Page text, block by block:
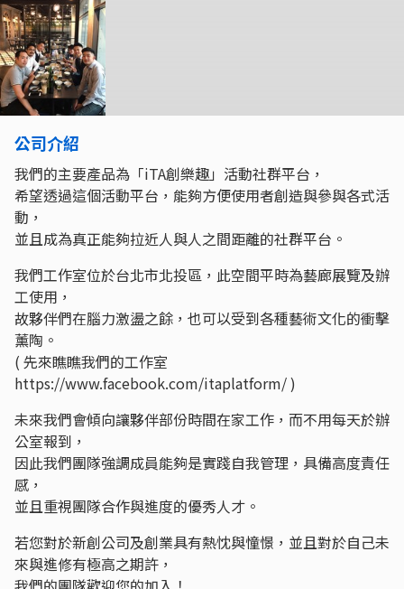
公司介紹
我們的主要產品為「iTA創樂趣」活動社群平台，
希望透過這個活動平台，能夠方便使用者創造與參與各式活
動，
並且成為真正能夠拉近人與人之間距離的社群平台。
我們工作室位於台北市北投區，此空間平時為藝廊展覽及辦
工使用，
故夥伴們在腦力激盪之餘，也可以受到各種藝術文化的衝擊
薰陶。
( 先來瞧瞧我們的工作室
https://www.facebook.com/itaplatform/ )
未來我們會傾向讓夥伴部份時間在家工作，而不用每天於辦
公室報到，
因此我們團隊強調成員能夠是實踐自我管理，具備高度責任
感，
並且重視團隊合作與進度的優秀人才。
若您對於新創公司及創業具有熱忱與憧憬，並且對於自己未
來與進修有極高之期許，